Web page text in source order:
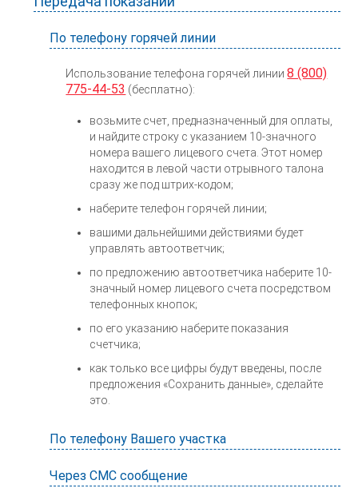
По телефону горячей линии
Использование телефона горячей линии8 (800)
775-44-53 (бесплатно):
возьмите счет, предназначенный для оплаты,
и найдите строку с указанием 10-значного
номера вашего лицевого счета. Этот номер
находится в левой части отрывного талона
сразу же под штрих-кодом;
наберите телефон горячей линии;
вашими дальнейшими действиями будет
управлять автоответчик;
по предложению автоответчика наберите 10-
значный номер лицевого счета посредством
телефонных кнопок;
по его указанию наберите показания
счетчика;
как только все цифры будут введены, после
предложения «Сохранить данные», сделайте
это.
По телефону Вашего участка
Через СМС сообщение